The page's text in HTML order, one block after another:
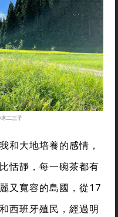
二三子
和大地培養的感情，
恬靜，每一碗茶都有
又寬容的島國，從17
西班牙殖民，經過明